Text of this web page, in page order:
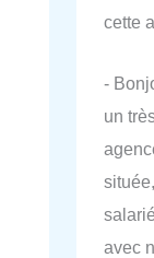
cette
-
un
avec